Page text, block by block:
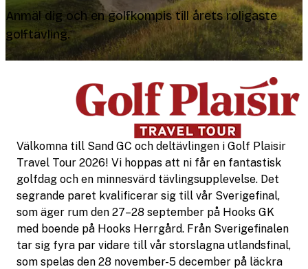
Anmäl dig och en golfkompis till årets roligaste
golftävling.
Välkomna till Sand GC och deltävlingen i Golf Plaisir
Travel Tour 2026! Vi hoppas att ni får en fantastisk
golfdag och en minnesvärd tävlingsupplevelse. Det
segrande paret kvalificerar sig till vår Sverigefinal,
som äger rum den 27–28 september på Hooks GK
med boende på Hooks Herrgård. Från Sverigefinalen
tar sig fyra par vidare till vår storslagna utlandsfinal,
som spelas den 28 november-5 december på läckra